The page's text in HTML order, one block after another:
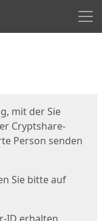
mit der Sie
Cryptshare-
Person senden
Sie bitte auf